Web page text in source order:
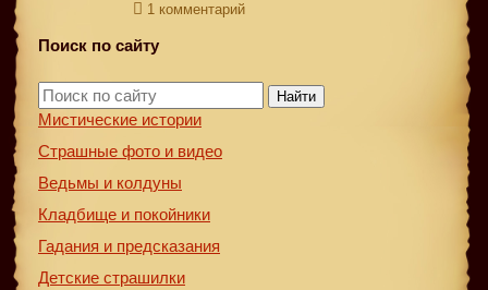
1 комментарий
Поиск по сайту
Найти
Мистические истории
Страшные фото и видео
Ведьмы и колдуны
Кладбище и покойники
Гадания и предсказания
Детские страшилки